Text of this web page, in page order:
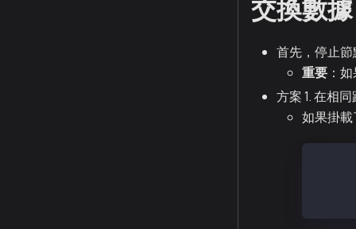
交換數
首先，停止節
重要 ：
方案 1. 在相
如果掛載